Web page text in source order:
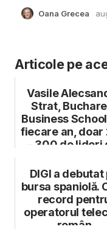
Oana Grecea
Articole pe
Vasile
Strat,
Business
fiecare an, doar
– 300 de lideri
DIGI a debutat
bursa spaniolă.
record
operatorul
român